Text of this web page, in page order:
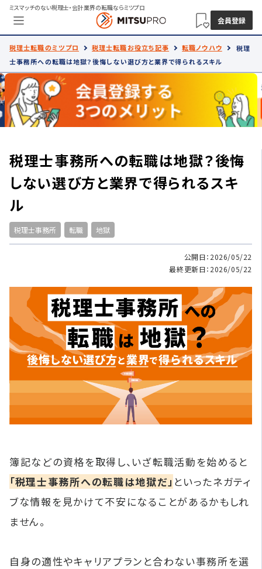
ミスマッチのない税理士・会計業界の転職ならミツプロ
会員登録
税理士転職のミツプロ 税理士転職お役立ち記事 転職ノウハウ
税理
士事務所への転職は地獄？後悔しない選び方と業界で得られるスキル
税理士事務所への転職は地獄？後悔
しない選び方と業界で得られるスキ
ル
税理士事務所 転職 地獄
公開日：2026/05/22
最終更新日：2026/05/22
簿記などの資格を取得し、いざ転職活動を始めると
「税理士事務所への転職は地獄だ」 といったネガティ
ブな情報を見かけて不安になることがあるかもしれ
ません。
自身の適性やキャリアプランと合わない事務所を選